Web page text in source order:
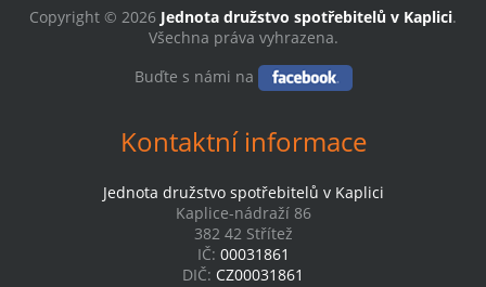
Copyright © 2026 Jednota družstvo spotřebitelů v Kaplici.
Všechna práva vyhrazena.
Buďte s námi na
Kontaktní informace
Jednota družstvo spotřebitelů v Kaplici
Kaplice-nádraží 86
382 42 Střítež
IČ: 00031861
DIČ: CZ00031861